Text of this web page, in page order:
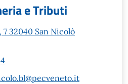
e Tributi
7 32040 San Nicolò